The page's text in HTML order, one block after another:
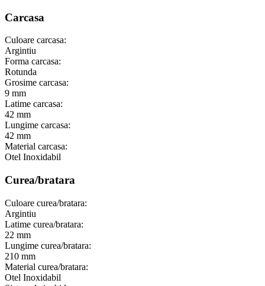
Carcasa
Culoare carcasa:
Argintiu
Forma carcasa:
Rotunda
Grosime carcasa:
9 mm
Latime carcasa:
42 mm
Lungime carcasa:
42 mm
Material carcasa:
Otel Inoxidabil
Curea/bratara
Culoare curea/bratara:
Argintiu
Latime curea/bratara:
22 mm
Lungime curea/bratara:
210 mm
Material curea/bratara:
Otel Inoxidabil